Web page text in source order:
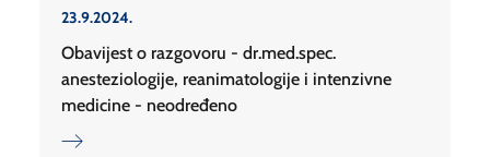
23.9.2024.
Obavijest o razgovoru - dr.med.spec.
anesteziologije, reanimatologije i intenzivne
medicine - neodređeno